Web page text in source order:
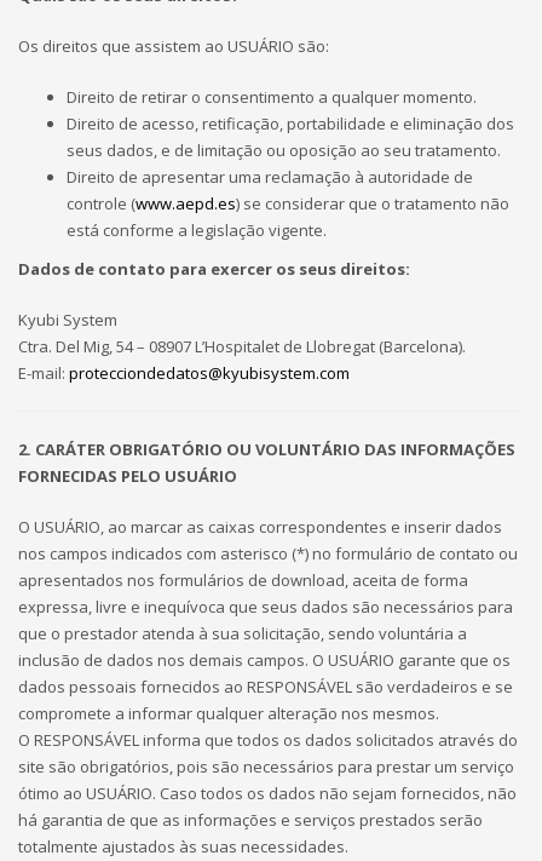
Os direitos que assistem ao USUÁRIO são:
Direito de retirar o consentimento a qualquer momento.
Direito de acesso, retificação, portabilidade e eliminação dos
seus dados, e de limitação ou oposição ao seu tratamento.
Direito de apresentar uma reclamação à autoridade de
controle (www.aepd.es) se considerar que o tratamento não
está conforme a legislação vigente.
Dados de contato para exercer os seus direitos:
Kyubi System
Ctra. Del Mig, 54 – 08907 L’Hospitalet de Llobregat (Barcelona).
E-mail: protecciondedatos@kyubisystem.com
2. CARÁTER OBRIGATÓRIO OU VOLUNTÁRIO DAS INFORMAÇÕES
FORNECIDAS PELO USUÁRIO
O USUÁRIO, ao marcar as caixas correspondentes e inserir dados
nos campos indicados com asterisco (*) no formulário de contato ou
apresentados nos formulários de download, aceita de forma
expressa, livre e inequívoca que seus dados são necessários para
que o prestador atenda à sua solicitação, sendo voluntária a
inclusão de dados nos demais campos. O USUÁRIO garante que os
dados pessoais fornecidos ao RESPONSÁVEL são verdadeiros e se
compromete a informar qualquer alteração nos mesmos.
O RESPONSÁVEL informa que todos os dados solicitados através do
site são obrigatórios, pois são necessários para prestar um serviço
ótimo ao USUÁRIO. Caso todos os dados não sejam fornecidos, não
há garantia de que as informações e serviços prestados serão
totalmente ajustados às suas necessidades.